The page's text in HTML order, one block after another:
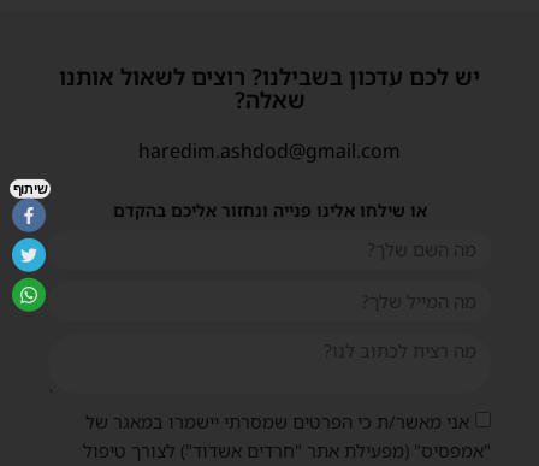
יש לכם עדכון בשבילנו? רוצים לשאול אותנו
שאלה?
haredim.ashdod@gmail.com
או שילחו אלינו פנייה ונחזור אליכם בהקדם
אני מאשר/ת כי הפרטים שמסרתי יישמרו במאגר של
"אמפסיס" (מפעילת אתר "חרדים אשדוד") לצורך טיפול
שיתוף